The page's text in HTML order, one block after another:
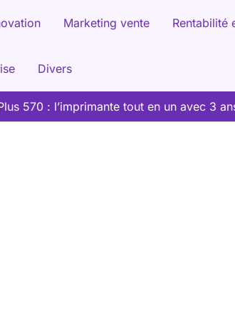
Marketing vente Rentabilité
Divers
570 : l’imprimante tout en un avec 3